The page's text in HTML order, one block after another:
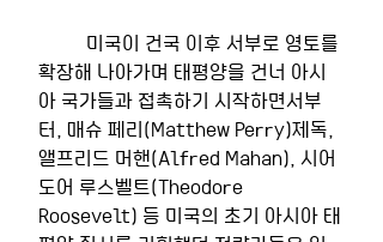
확장해 나아가며 태평양을 건너 아시
아 국가들과 접촉하기 시작하면서부
터, 매슈 페리(Matthew Perry)제독,
앨프리드 머핸(Alfred Mahan), 시어
도어 루스벨트(Theodore
Roosevelt) 등 미국의 초기 아시아 태